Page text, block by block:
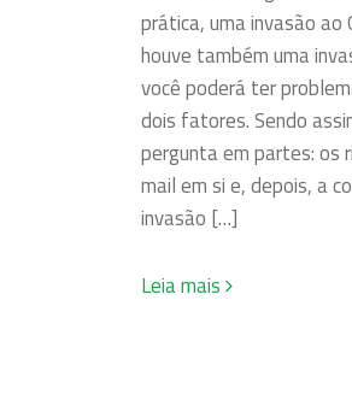
prática, uma invasão ao
houve também uma
você poderá ter
dois fatores. Sendo
pergunta em partes: os
mail em si e, depois, a
invasão […]
Leia mais